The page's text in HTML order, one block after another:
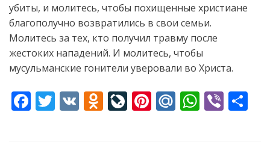
убиты, и молитесь, чтобы похищенные христиане
благополучно возвратились в свои семьи.
Молитесь за тех, кто получил травму после
жестоких нападений. И молитесь, чтобы
мусульманские гонители уверовали во Христа.
F T V O Li Pi M W Vi